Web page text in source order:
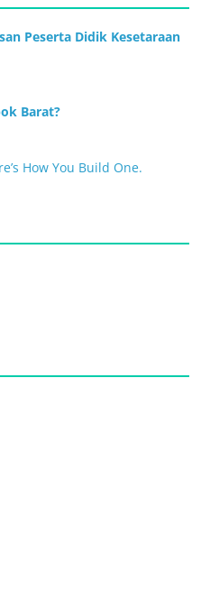
Peserta Didik Kesetaraan
Barat?
How You Build One.